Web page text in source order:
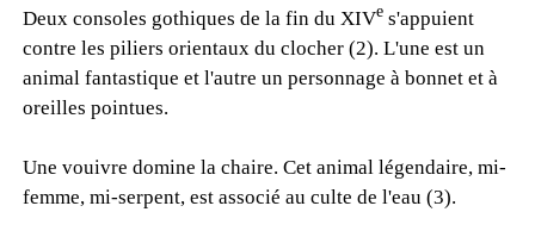
Deux consoles gothiques de la fin du XIVes'appuient
contre les piliers orientaux du clocher (2). L'une est un
animal fantastique et l'autre un personnage à bonnet et à
oreilles pointues.
Une vouivre domine la chaire. Cet animal légendaire, mi-
femme, mi-serpent, est associé au culte de l'eau (3).